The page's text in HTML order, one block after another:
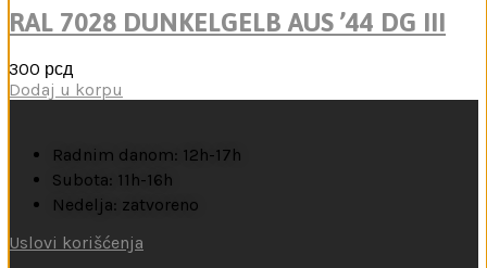
RAL 7028 DUNKELGELB AUS ’44 DG III
300 рсд
Dodaj u korpu
Radnim danom: 12h-17h
Subota: 11h-16h
Nedelja: zatvoreno
Uslovi korišćenja